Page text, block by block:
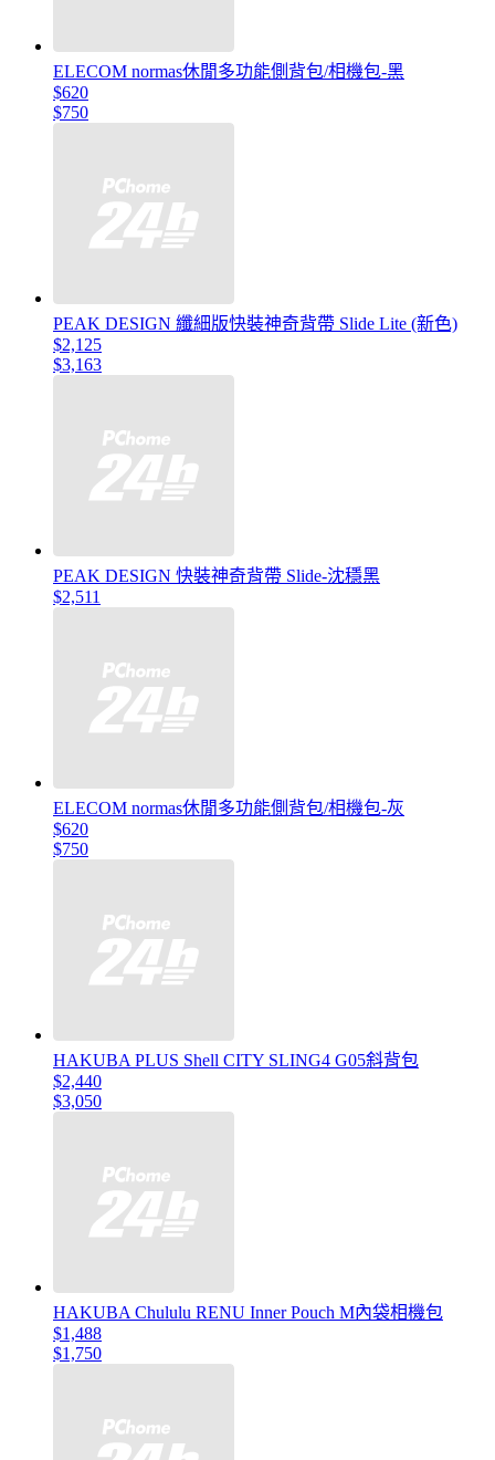
ELECOM normas休閒多功能側背包/相機包-黑
$620
$750
PEAK DESIGN 纖細版快裝神奇背帶 Slide Lite (新色)
$2,125
$3,163
PEAK DESIGN 快裝神奇背帶 Slide-沈穩黑
$2,511
ELECOM normas休閒多功能側背包/相機包-灰
$620
$750
HAKUBA PLUS Shell CITY SLING4 G05斜背包
$2,440
$3,050
HAKUBA Chululu RENU Inner Pouch M內袋相機包
$1,488
$1,750